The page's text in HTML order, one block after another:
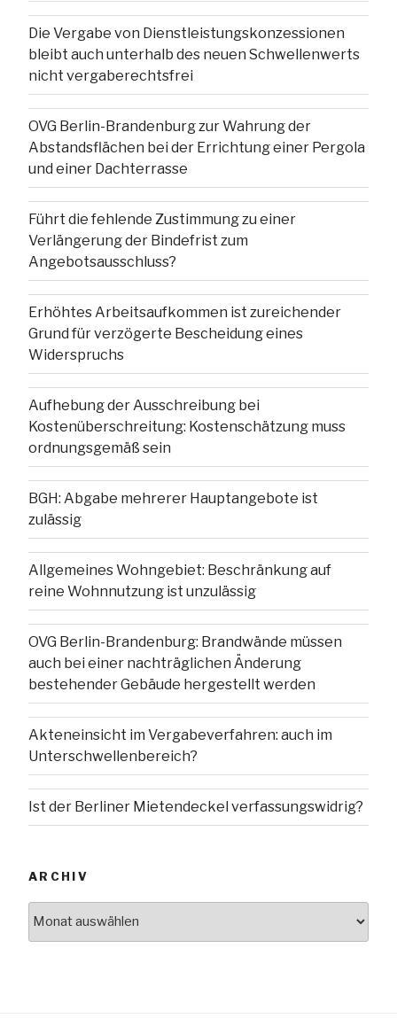
Die Vergabe von Dienstleistungskonzessionen
bleibt auch unterhalb des neuen Schwellenwerts
nicht vergaberechtsfrei
OVG Berlin-Brandenburg zur Wahrung der
Abstandsflächen bei der Errichtung einer Pergola
und einer Dachterrasse
Führt die fehlende Zustimmung zu einer
Verlängerung der Bindefrist zum
Angebotsausschluss?
Erhöhtes Arbeitsaufkommen ist zureichender
Grund für verzögerte Bescheidung eines
Widerspruchs
Aufhebung der Ausschreibung bei
Kostenüberschreitung: Kostenschätzung muss
ordnungsgemäß sein
BGH: Abgabe mehrerer Hauptangebote ist
zulässig
Allgemeines Wohngebiet: Beschränkung auf
reine Wohnnutzung ist unzulässig
OVG Berlin-Brandenburg: Brandwände müssen
auch bei einer nachträglichen Änderung
bestehender Gebäude hergestellt werden
Akteneinsicht im Vergabeverfahren: auch im
Unterschwellenbereich?
Ist der Berliner Mietendeckel verfassungswidrig?
ARCHIV